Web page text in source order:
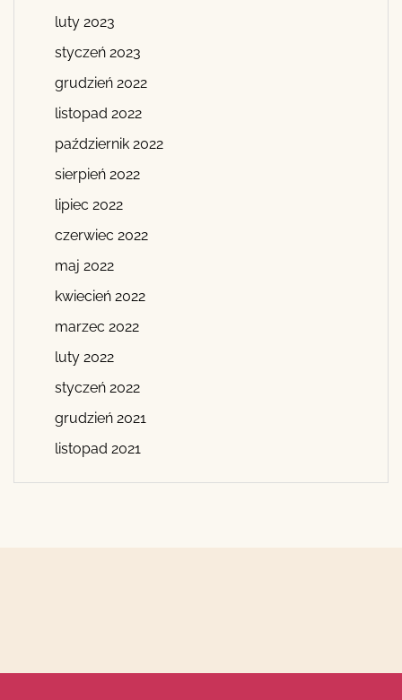
luty 2023
styczeń 2023
grudzień 2022
listopad 2022
październik 2022
sierpień 2022
lipiec 2022
czerwiec 2022
maj 2022
kwiecień 2022
marzec 2022
luty 2022
styczeń 2022
grudzień 2021
listopad 2021